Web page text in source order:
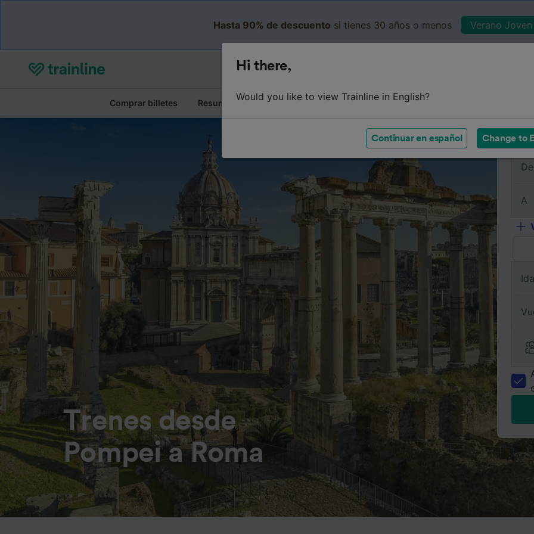
Hasta 90% de descuento si tienes 30 años o menos Verano
Comprar billetes Resumen del viaje Horarios Clases Servicios a bordo
Trenes desde
Pompei a Roma
De
A
Ida
Hi there,
Would you like to view Trainline in English?
Continuar en español Change to